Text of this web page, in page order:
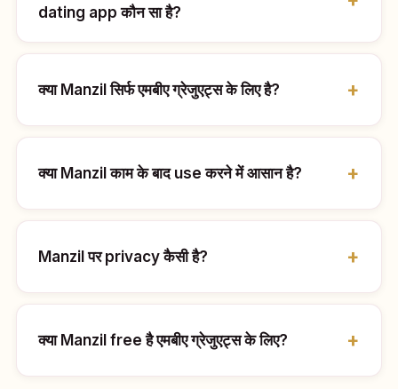
dating app कौन सा है?
क्या Manzil सिर्फ एमबीए ग्रेजुएट्स के लिए है?
क्या Manzil काम के बाद use करने में आसान है?
Manzil पर privacy कैसी है?
क्या Manzil free है एमबीए ग्रेजुएट्स के लिए?